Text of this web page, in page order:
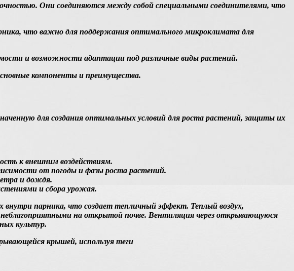
Они соединяются между собой специальными соединителями, что
что важно для поддержания оптимального микроклимата для
и возможности адаптации под различные виды растений.
компоненты и преимущества.
для создания оптимальных условий для роста растений, защиты их
к внешним воздействиям.
от погоды и фазы роста растений.
и дождя.
и сбора урожая.
внутри парника, что создает тепличный эффект. Теплый воздух,
на открытой почве. Вентиляция через открывающуюся
культур.
крышей, используя теги